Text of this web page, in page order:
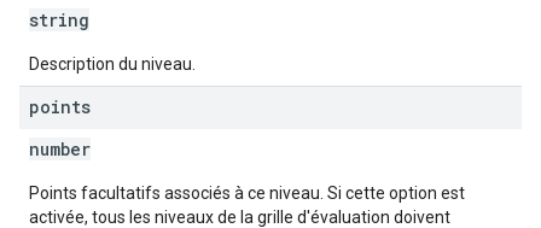
string
Description du niveau.
points
number
Points facultatifs associés à ce niveau. Si cette option est
activée, tous les niveaux de la grille d'évaluation doivent